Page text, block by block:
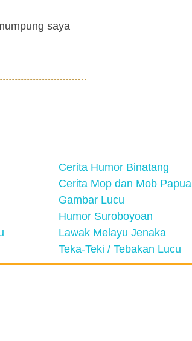
saya
Cerita Humor Binatang
Cerita Mop dan Mob Papua
Gambar Lucu
Humor Suroboyoan
Lawak Melayu Jenaka
Teka-Teki / Tebakan Lucu